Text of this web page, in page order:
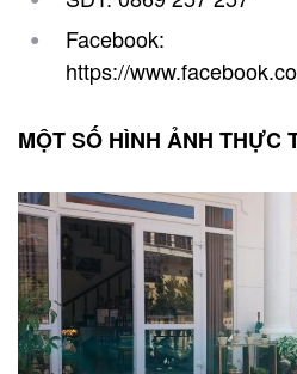
Facebook:
https://
MỘT SỐ HÌNH ẢNH THỰC